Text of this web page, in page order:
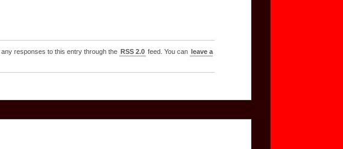
any responses to this entry through the RSS 2.0 feed. You can leave a